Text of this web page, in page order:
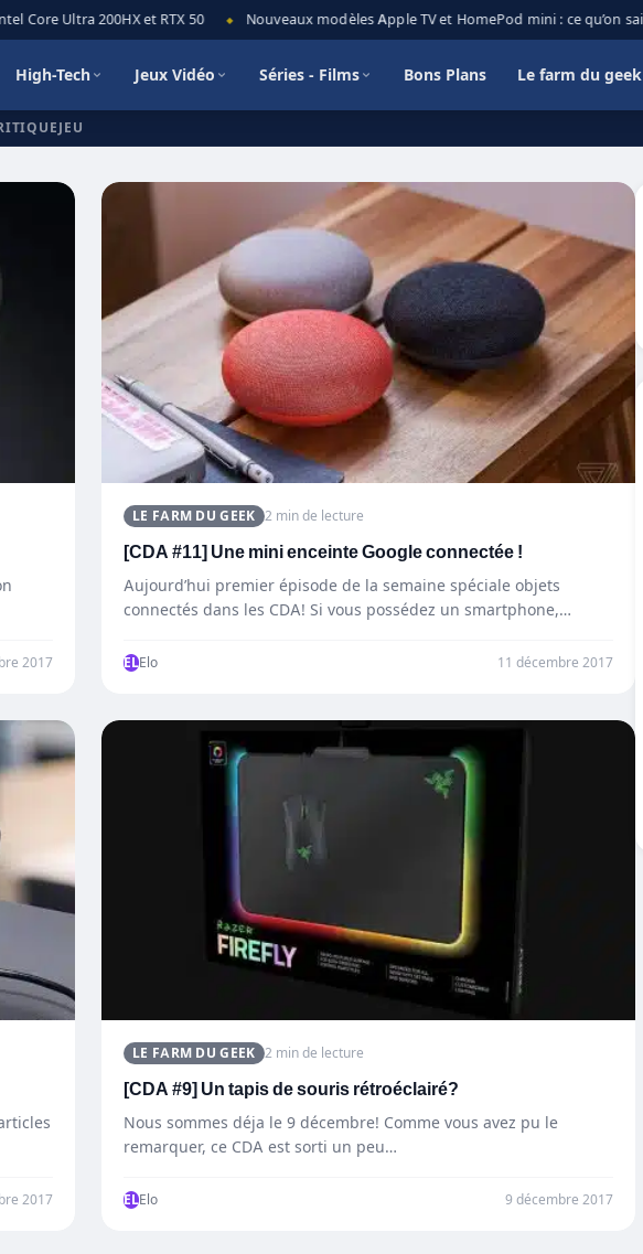
Core Ultra 200HX et RTX 50 Nouveaux modèles Apple TV et HomePod mini : ce qu’on sait
High-Tech Jeux Vidéo Séries - Films Bons Plans Le farm du geek
2017
LE FARM DU GEEK 2 min de lecture
[CDA #11] Une mini enceinte Google connectée !
Aujourd’hui premier épisode de la semaine spéciale objets
connectés dans les CDA! Si vous possédez un smartphone,
ELElo 11 décembre 2017
2017
LE FARM DU GEEK 2 min de lecture
[CDA #9] Un tapis de souris rétroéclairé?
Nous sommes déja le 9 décembre! Comme vous avez pu le
remarquer, ce CDA est sorti un peu…
ELElo 9 décembre 2017